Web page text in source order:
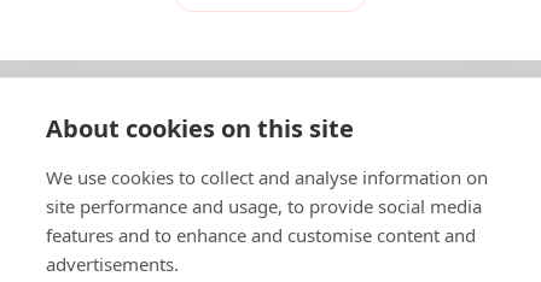
In English
Standardavtal
About cookies on this site
We use cookies to collect and analyse information on
site performance and usage, to provide social media
features and to enhance and customise content and
advertisements.